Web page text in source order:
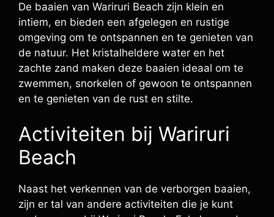
De baaien van Wariruri Beach zijn klein en
intiem, en bieden een afgelegen en rustige
omgeving om te ontspannen en te genieten van
de natuur. Het kristalheldere water en het
zachte zand maken deze baaien ideaal om te
zwemmen, snorkelen of gewoon te ontspannen
en te genieten van de rust en stilte.
Activiteiten bij Wariruri
Beach
Naast het verkennen van de verborgen baaien,
zijn er tal van andere activiteiten die je kunt